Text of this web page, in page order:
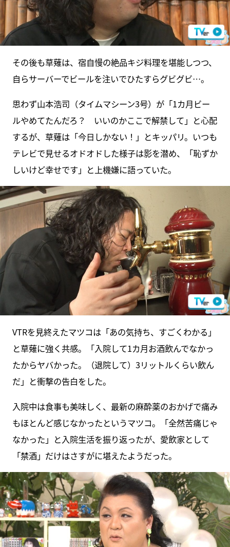
その後も草薙は、宿自慢の絶品キジ料理を堪能しつつ、
自らサーバーでビールを注いでひたすらグビグビ…。
思わず山本浩司（タイムマシーン3号）が「1カ月ビー
ルやめてたんだろ？ いいのかここで解禁して」と心配
するが、草薙は「今日しかない！」とキッパリ。いつも
テレビで見せるオドオドした様子は影を潜め、「恥ずか
しいけど幸せです」と上機嫌に語っていた。
VTRを見終えたマツコは「あの気持ち、すごくわかる」
と草薙に強く共感。「入院して1カ月お酒飲んでなかっ
たからヤバかった。（退院して）3リットルくらい飲ん
だ」と衝撃の告白をした。
入院中は食事も美味しく、最新の麻酔薬のおかげで痛み
もほとんど感じなかったというマツコ。「全然苦痛じゃ
なかった」と入院生活を振り返ったが、愛飲家として
「禁酒」だけはさすがに堪えたようだった。